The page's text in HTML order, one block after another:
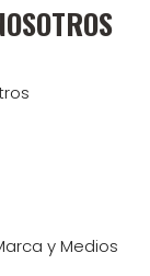
y Medios